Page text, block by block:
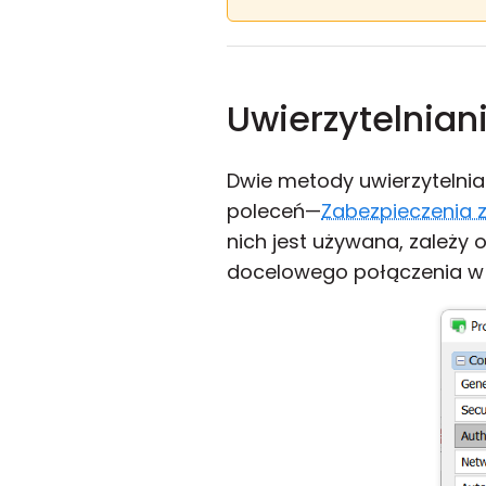
Dwie metody
poleceń—Zabezpieczenia
nich jest używana, zależy
docelowego połączenia